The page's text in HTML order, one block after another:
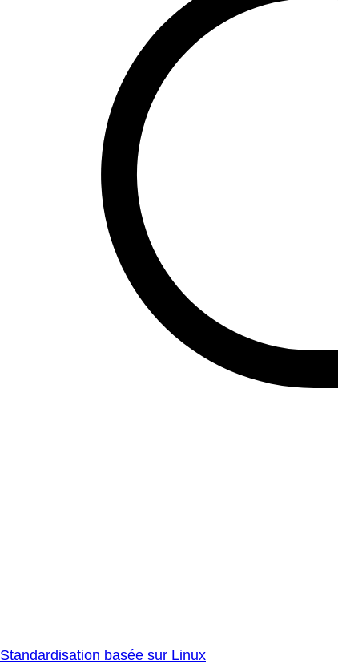
Standardisation basée sur Linux